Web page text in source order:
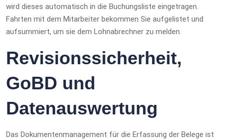
wird dieses automatisch in die Buchungsliste eingetragen.
Fahrten mit dem Mitarbeiter bekommen Sie aufgelistet und
aufsummiert, um sie dem Lohnabrechner zu melden.
Revisionssicherheit,
GoBD und
Datenauswertung
Das Dokumentenmanagement für die Erfassung der Belege ist